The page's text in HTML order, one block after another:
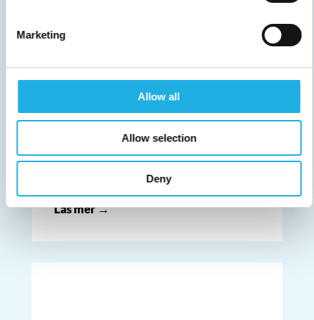
Marketing
Allow all
Allow selection
Deny
EXECUTIVE SEARCH
framtida ledare på C-nivå.
Läs mer →